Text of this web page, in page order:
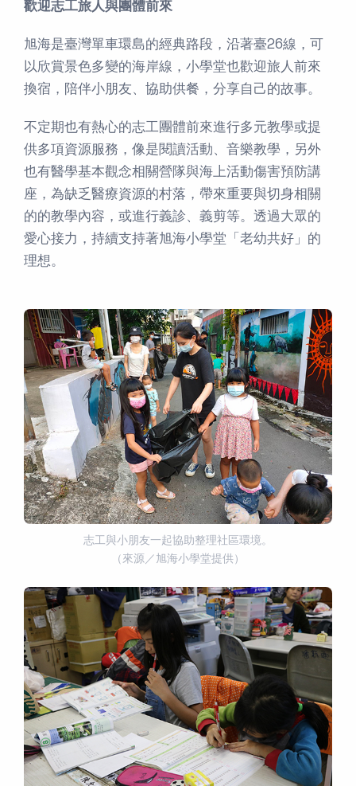
歡迎志工旅人與團體前來
旭海是臺灣單車環島的經典路段，沿著臺26線，可
以欣賞景色多變的海岸線，小學堂也歡迎旅人前來
換宿，陪伴小朋友、協助供餐，分享自己的故事。
不定期也有熱心的志工團體前來進行多元教學或提
供多項資源服務，像是閱讀活動、音樂教學，另外
也有醫學基本觀念相關營隊與海上活動傷害預防講
座，為缺乏醫療資源的村落，帶來重要與切身相關
的的教學內容，或進行義診、義剪等。透過大眾的
愛心接力，持續支持著旭海小學堂「老幼共好」的
理想。
志工與小朋友一起協助整理社區環境。
（來源／旭海小學堂提供）